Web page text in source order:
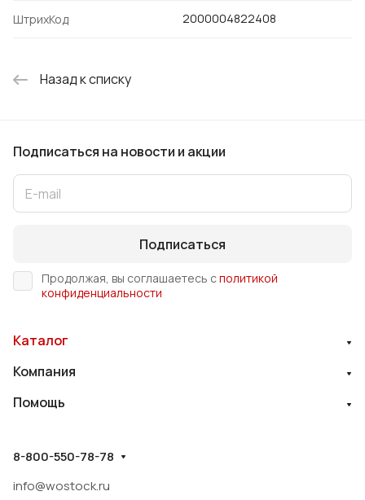
ШтрихКод 2000004822408
Назад к списку
Подписаться на новости и акции
Подписаться
Продолжая, вы соглашаетесь сполитикой
конфиденциальности
Каталог
Компания
Помощь
8-800-550-78-78
info@wostock.ru